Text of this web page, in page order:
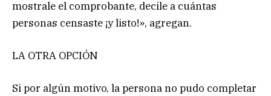
mostrale el comprobante, decile a cuántas
personas censaste ¡y listo!», agregan.
LA OTRA OPCIÓN
Si por algún motivo, la persona no pudo completar